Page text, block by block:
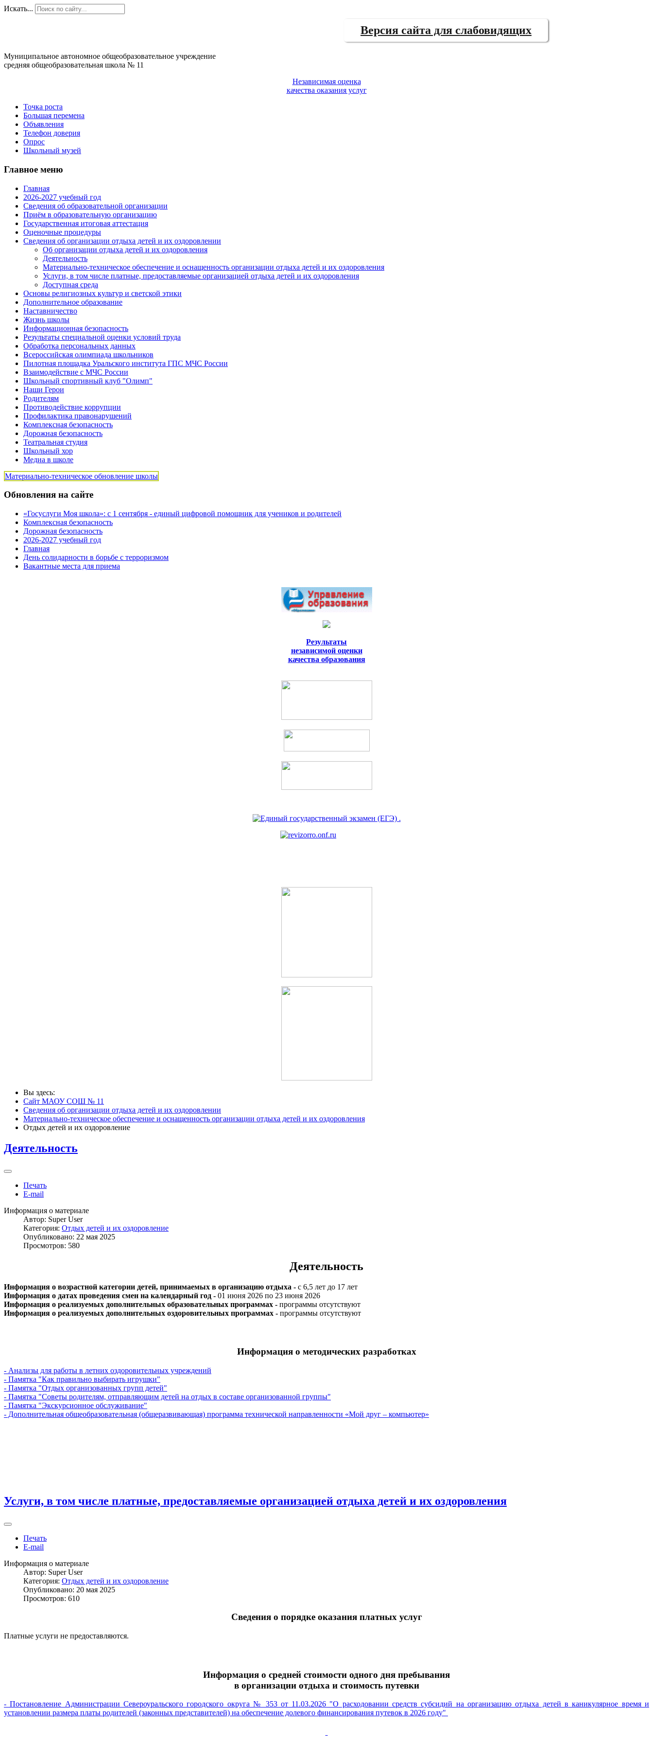
Искать...
Версия сайта для слабовидящих
Муниципальное автономное общеобразовательное учреждение
средняя общеобразовательная школа № 11
Независимая оценка
качества оказания услуг
Точка роста
Большая перемена
Объявления
Телефон доверия
Опрос
Школьный музей
Главное меню
Главная
2026-2027 учебный год
Сведения об образовательной организации
Приём в образовательную организацию
Государственная итоговая аттестация
Оценочные процедуры
Сведения об организации отдыха детей и их оздоровлении
Об организации отдыха детей и их оздоровления
Деятельность
Материально-техническое обеспечение и оснащенность организации отдыха детей и их оздоровления
Услуги, в том числе платные, предоставляемые организацией отдыха детей и их оздоровления
Доступная среда
Основы религиозных культур и светской этики
Дополнительное образование
Наставничество
Жизнь школы
Информационная безопасность
Результаты специальной оценки условий труда
Обработка персональных данных
Всероссийская олимпиада школьников
Пилотная площадка Уральского института ГПС МЧС России
Взаимодействие с МЧС России
Школьный спортивный клуб "Олимп"
Наши Герои
Родителям
Противодействие коррупции
Профилактика правонарушений
Комплексная безопасность
Дорожная безопасность
Театральная студия
Школьный хор
Медиа в школе
Материально-техническое обновление школы
Обновления на сайте
«Госуслуги Моя школа»: с 1 сентября - единый цифровой помощник для учеников и родителей
Комплексная безопасность
Дорожная безопасность
2026-2027 учебный год
Главная
День солидарности в борьбе с терроризмом
Вакантные места для приема
Результаты
независимой оценки
качества образования
Вы здесь:
Сайт МАОУ СОШ № 11
Сведения об организации отдыха детей и их оздоровлении
Материально-техническое обеспечение и оснащенность организации отдыха детей и их оздоровления
Отдых детей и их оздоровление
Деятельность
Печать
E-mail
Информация о материале
Автор: Super User
Категория: Отдых детей и их оздоровление
Опубликовано: 22 мая 2025
Просмотров: 580
Деятельность
Информация о возрастной категории детей, принимаемых в организацию отдыха - с 6,5 лет до 17 лет
Информация о датах проведения смен на календарный год - 01 июня 2026 по 23 июня 2026
Информация о реализуемых дополнительных образовательных программах - программы отсутствуют
Информация о реализуемых дополнительных оздоровительных программах - программы отсутствуют
Информация о методических разработках
- Анализы для работы в летних оздоровительных учреждений
- Памятка "Как правильно выбирать игрушки"
- Памятка "Отдых организованных групп детей"
- Памятка "Советы родителям, отправляющим детей на отдых в составе организованной группы"
- Памятка "Экскурсионное обслуживание"
- Дополнительная общеобразовательная (общеразвивающая) программа технической направленности «Мой друг – компьютер»
Услуги, в том числе платные, предоставляемые организацией отдыха детей и их оздоровления
Печать
E-mail
Информация о материале
Автор: Super User
Категория: Отдых детей и их оздоровление
Опубликовано: 20 мая 2025
Просмотров: 610
Сведения о порядке оказания платных услуг
Платные услуги не предоставляются.
Информация о средней стоимости одного дня пребывания
в организации отдыха и стоимость путевки
- Постановление Администрации Североуральского городского округа № 353 от 11.03.2026 "О расходовании средств субсидий на организацию отдыха детей в каникулярное время и
установлении размера платы родителей (законных представителей) на обеспечение долевого финансирования путевок в 2026 году"